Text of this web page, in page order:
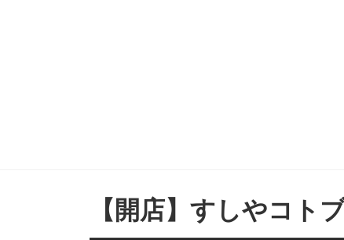
【開店】すしやコト